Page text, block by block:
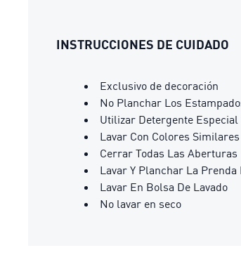
INSTRUCCIONES DE CUIDADO
Exclusivo de decoración
No Planchar Los
Utilizar Detergente
Lavar Con Colores Similares
Cerrar Todas Las Aberturas
Lavar Y Planchar La
Lavar En Bolsa De Lavado
No lavar en seco